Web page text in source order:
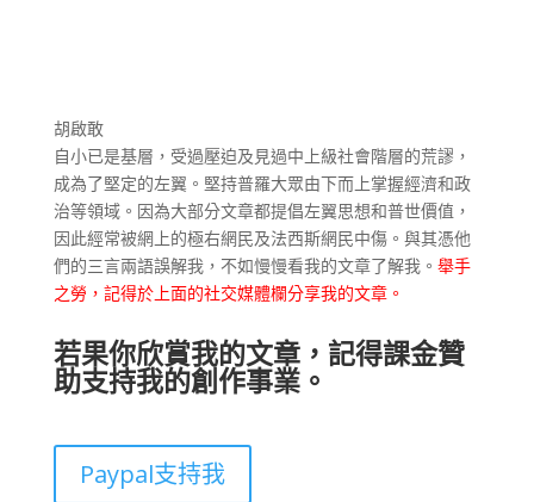
胡啟敢
自小已是基層，受過壓迫及見過中上級社會階層的荒謬，
成為了堅定的左翼。堅持普羅大眾由下而上掌握經濟和政
治等領域。因為大部分文章都提倡左翼思想和普世價值，
因此經常被網上的極右網民及法西斯網民中傷。與其憑他
們的三言兩語誤解我，不如慢慢看我的文章了解我。 舉手
之勞，記得於上面的社交媒體欄分享我的文章。
若果你欣賞我的文章，記得課金贊
助支持我的創作事業。
Paypal支持我